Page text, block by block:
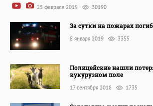
25 февраля 2019 30190
За сутки на пожарах
8 января 2019 3355
Полицейские нашли
кукурузном поле
17 сентября 2018 1735